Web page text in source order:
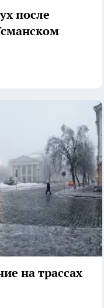
после
на трассах